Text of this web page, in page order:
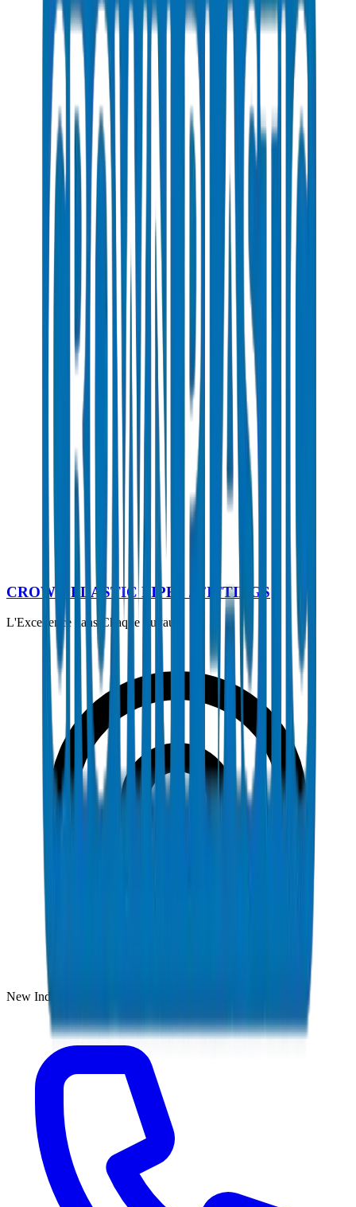
Livraison fiable dans tout les EAU
Qualité produit constante d'un lot à l'autre
Guides d'installation clairs
Support technique pour les défis sur chantier
Performance à long terme pour la valeur de l'actif
Coûts de maintenance et de remplacement réduits
Systèmes conformes aux normes
Couverture complète de la gamme de produits
Télécharger le Catalogue Technique
CROWN PLASTIC PIPES / FITTINGS
L'Excellence dans Chaque Tuyau
New Industrial Area, Umm Al Quwain, UAE